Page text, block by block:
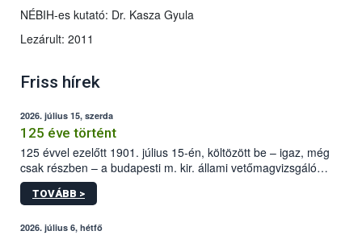
NÉBIH-es kutató: Dr. Kasza Gyula
Lezárult: 2011
Friss hírek
2026. július 15, szerda
125 éve történt
125 évvel ezelőtt 1901. július 15-én, költözött be – igaz, még
csak részben – a budapesti m. kir. állami vetőmagvizsgáló
állomás a Kis Rókus utca 15. szám alatti, Czigler Győző által
tervezett új épületébe.
TOVÁBB >
2026. július 6, hétfő